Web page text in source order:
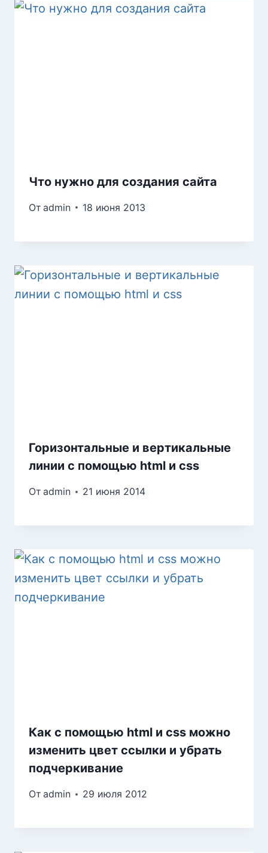
Что нужно для создания сайта
От admin 18 июня 2013
Горизонтальные и вертикальные
линии с помощью html и css
От admin 21 июня 2014
Как с помощью html и css можно
изменить цвет ссылки и убрать
подчеркивание
От admin 29 июля 2012